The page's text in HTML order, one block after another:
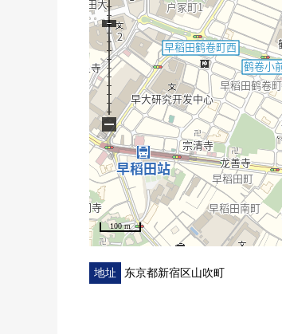
01.4m*1.8m的宽敞的浴室
0充实的安全系统
0和重要的宠物住在，适应(有特殊规则)
○智能快递柜有
○双层防盗门有
100 m
−
地址 东京都新宿区山吹町